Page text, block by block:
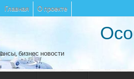
Главная О проекте
бизнес новости